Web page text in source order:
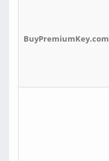
BuyPremiumKey.com